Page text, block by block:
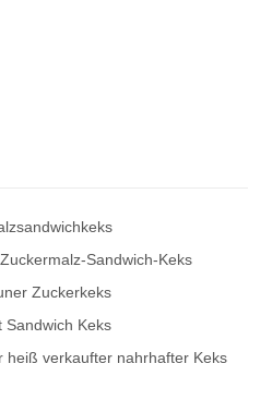
Sandwich-Keks
Zuckerkeks
Sandwich Keks
heiß verkaufter nahrhafter Keks